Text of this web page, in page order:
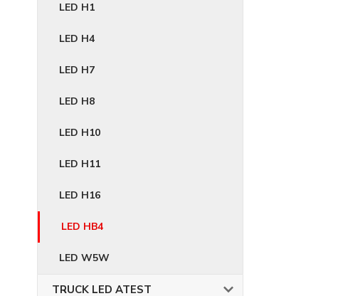
LED H1
LED H4
LED H7
LED H8
LED H10
LED H11
LED H16
LED HB4
LED W5W
TRUCK LED ATEST